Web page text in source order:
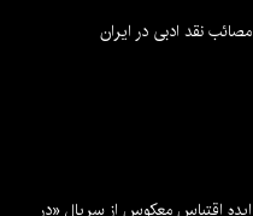
مصائب نقد ادبی در ایران
ایده اقتباس معکوس از سریال «در